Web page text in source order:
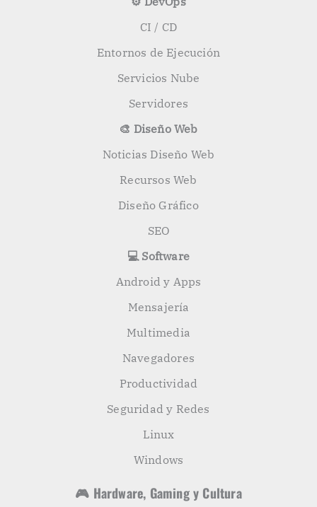
CI / CD
Entornos de Ejecución
Servicios Nube
Servidores
🎨 Diseño Web
Noticias Diseño Web
Recursos Web
Diseño Gráfico
SEO
💻 Software
Android y Apps
Mensajería
Multimedia
Navegadores
Productividad
Seguridad y Redes
Linux
Windows
🎮 Hardware, Gaming y Cultura